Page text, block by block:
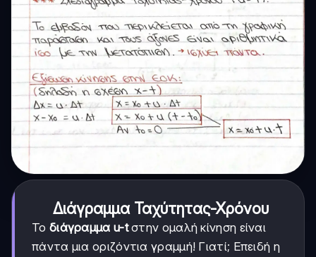
Διάγραμμα Ταχύτητας-Χρόνου
Το διάγραμμα u-tστην ομαλή κίνηση είναι
πάντα μια οριζόντια γραμμή! Γιατί; Επειδή η